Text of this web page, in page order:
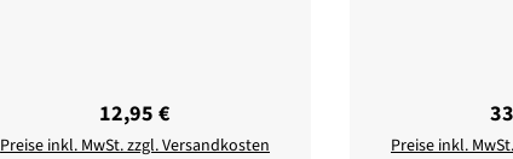
Regulärer Preis:
12,95 €
Preise inkl. MwSt. zzgl. Versandkosten Preise inkl.